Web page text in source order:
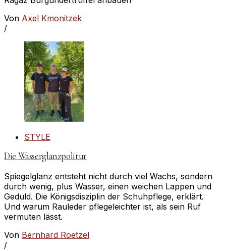
Von Axel Kmonitzek
/
STYLE
Die Wasserglanzpolitur
Spiegelglanz entsteht nicht durch viel Wachs, sondern
durch wenig, plus Wasser, einen weichen Lappen und
Geduld. Die Königsdisziplin der Schuhpflege, erklärt.
Und warum Rauleder pflegeleichter ist, als sein Ruf
vermuten lässt.
Von Bernhard Roetzel
/